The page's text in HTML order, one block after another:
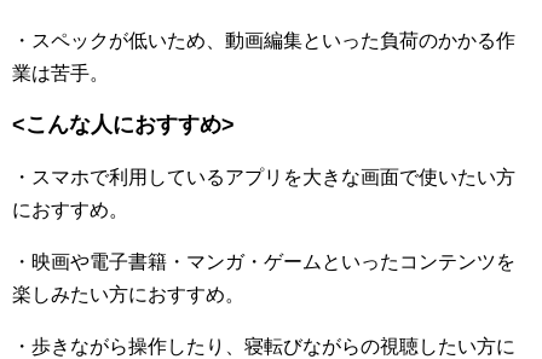
・スペックが低いため、動画編集といった負荷のかかる作
業は苦手。
<こんな人におすすめ>
・スマホで利用しているアプリを大きな画面で使いたい方
におすすめ。
・映画や電子書籍・マンガ・ゲームといったコンテンツを
楽しみたい方におすすめ。
・歩きながら操作したり、寝転びながらの視聴したい方に